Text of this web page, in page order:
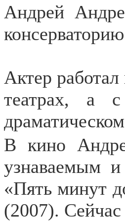
Андрей
Актер
театрах, а
В кино
узнаваемым
«Пять минут
(2007). Сейчас